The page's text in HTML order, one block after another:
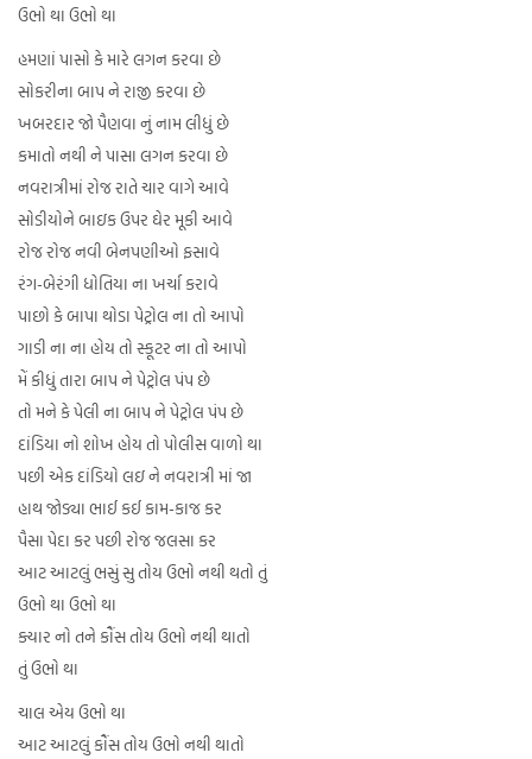
ઉભો થા ઉભો થા
હમણાં પાસો કે મારે લગન કરવા છે
સોકરીના બાપ ને રાજી કરવા છે
ખબરદાર જો પૈણવા નું નામ લીધું છે
કમાતો નથી ને પાસા લગન કરવા છે
નવરાત્રીમાં રોજ રાતે ચાર વાગે આવે
સોડીયોને બાઇક ઉપર ઘેર મૂકી આવે
રોજ રોજ નવી બેનપણીઓ ફસાવે
રંગ-બેરંગી ધોતિયા ના ખર્ચા કરાવે
પાછો કે બાપા થોડા પેટ્રોલ ના તો આપો
ગાડી ના ના હોય તો સ્કૂટર ના તો આપો
મેં કીધું તારા બાપ ને પેટ્રોલ પંપ છે
તો મને કે પેલી ના બાપ ને પેટ્રોલ પંપ છે
દાંડિયા નો શોખ હોય તો પોલીસ વાળો થા
પછી એક દાંડિયો લઇ ને નવરાત્રી માં જા
હાથ જોડ્યા ભાઈ કઈ કામ-કાજ કર
પૈસા પેદા કર પછી રોજ જલસા કર
આટ આટલું ભસું સુ તોય ઉભો નથી થતો તું
ઉભો થા ઉભો થા
ક્યાર નો તને કૌંસ તોય ઉભો નથી થાતો
તું ઉભો થા
ચાલ એય ઉભો થા
આટ આટલું કૌંસ તોય ઉભો નથી થાતો